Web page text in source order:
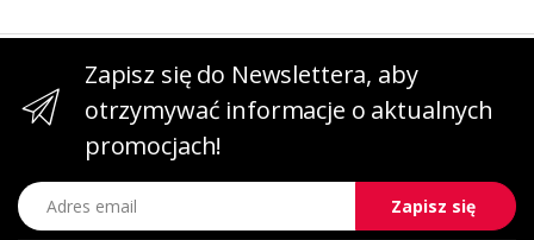
Zapisz się do Newslettera, aby
otrzymywać informacje o aktualnych
promocjach!
Adres email
Zapisz się